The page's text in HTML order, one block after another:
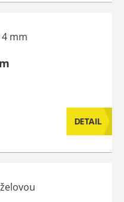
DETAIL